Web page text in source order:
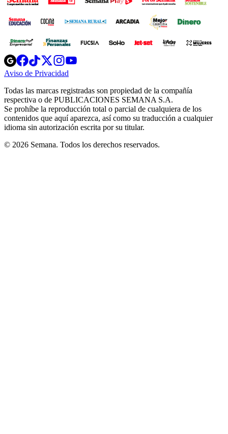
Opens
in
new
Opens
in
new
Opens
in
new
window
Opens
new
windowwindow
Aviso de Privacidad
new
window
Todas las marcas registradas son propiedad de la compañía
respectiva o de PUBLICACIONES SEMANA S.A.
Se prohíbe la reproducción total o parcial de cualquiera de los
contenidos que aquí aparezca, así como su traducción a cualquier
idioma sin autorización escrita por su titular.
© 2026 Semana. Todos los derechos reservados.